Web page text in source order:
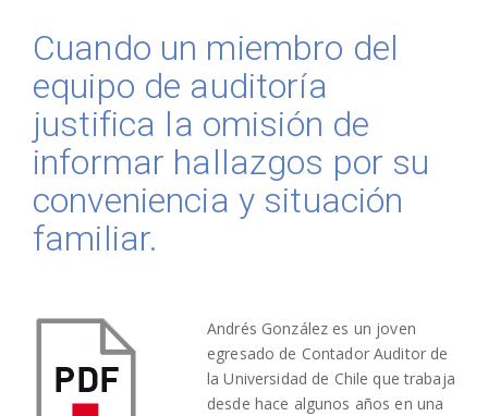
Cuando un miembro del
equipo de auditoría
justifica la omisión de
informar hallazgos por su
conveniencia y situación
familiar.
Andrés González es un joven
egresado de Contador Auditor de
la Universidad de Chile que trabaja
desde hace algunos años en una